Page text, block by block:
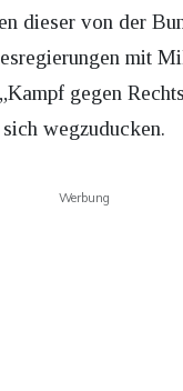
dieser von der
mit
gegen
wegzuducken.
Werbung